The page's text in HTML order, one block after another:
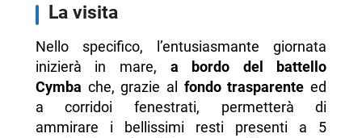
La visita
Nello specifico, l’entusiasmante giornata
inizierà in mare, a bordo del battello
Cymba che, grazie al fondo trasparente ed
a corridoi fenestrati, permetterà di
ammirare i bellissimi resti presenti a 5